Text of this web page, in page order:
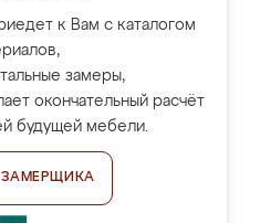
к Вам с каталогом
замеры,
окончательный расчёт
будущей мебели.
ЗАМЕРЩИКА